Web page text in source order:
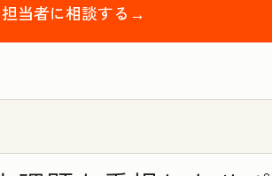
担当者に相談する→